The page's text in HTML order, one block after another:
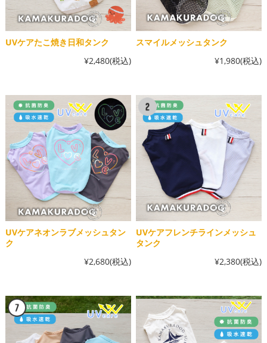
UVケアたこ焼き日和タンク
¥2,480(税込)
スマイルメッシュタンク
¥1,980(税込)
UVケアネオンラブメッシュタン
ク
¥2,680(税込)
UVケアフレンチラインメッシュ
タンク
¥2,380(税込)